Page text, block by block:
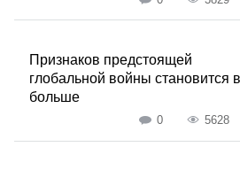
Признаков предстоящей
глобальной войны становится
больше
0 5628